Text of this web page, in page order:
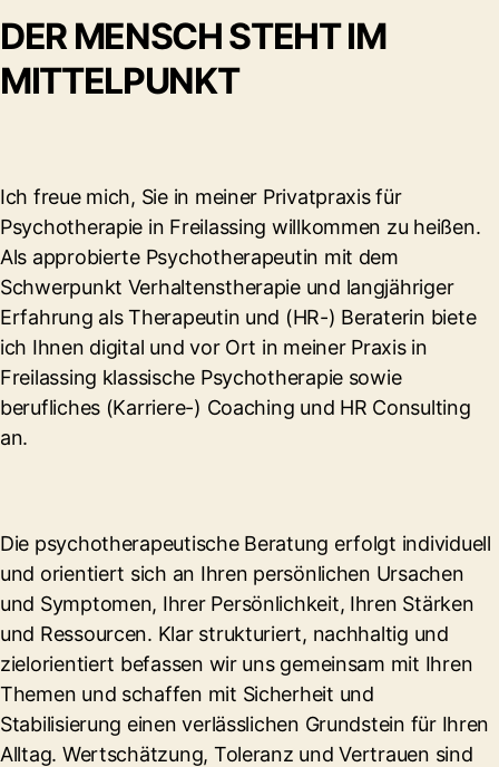
DER MENSCH STEHT IM
MITTELPUNKT
Ich freue mich, Sie in meiner Privatpraxis für
Psychotherapie in Freilassing willkommen zu heißen.
Als approbierte Psychotherapeutin mit dem
Schwerpunkt Verhaltenstherapie und langjähriger
Erfahrung als Therapeutin und (HR-) Beraterin biete
ich Ihnen digital und vor Ort in meiner Praxis in
Freilassing klassische Psychotherapie sowie
berufliches (Karriere-) Coaching und HR Consulting
an.
Die psychotherapeutische Beratung erfolgt individuell
und orientiert sich an Ihren persönlichen Ursachen
und Symptomen, Ihrer Persönlichkeit, Ihren Stärken
und Ressourcen. Klar strukturiert, nachhaltig und
zielorientiert befassen wir uns gemeinsam mit Ihren
Themen und schaffen mit Sicherheit und
Stabilisierung einen verlässlichen Grundstein für Ihren
Alltag. Wertschätzung, Toleranz und Vertrauen sind